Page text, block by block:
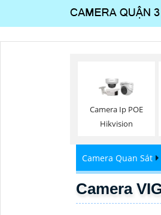
Camera Ip POE
Hikvision
Camera Quan Sát
Camera